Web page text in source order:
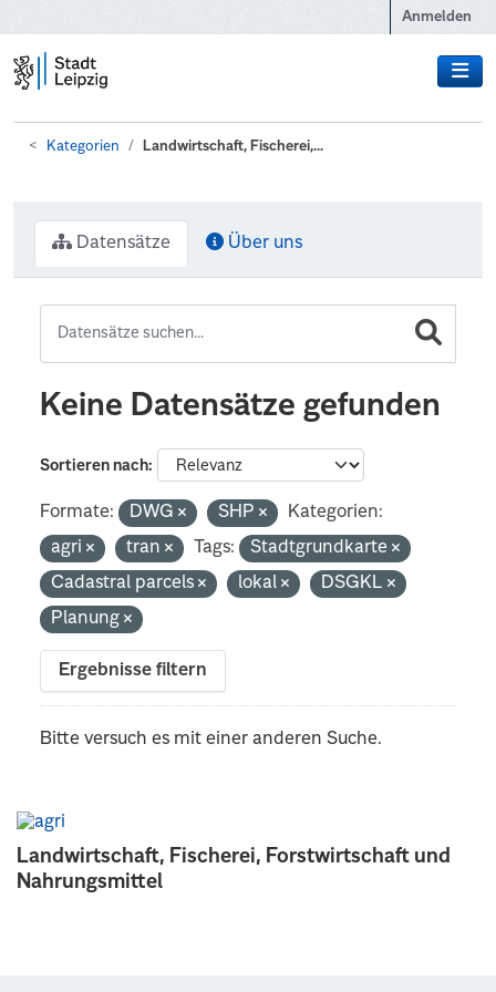
Anmelden
Kategorien Landwirtschaft, Fischerei,...
Landwirtschaft, Fischerei, Forstwirtschaft und
Nahrungsmittel
Datensätze Über uns
Keine Datensätze gefunden
Sortieren nach
Formate: DWG SHP
Kategorien:
agri
tran Tags:
Stadtgrundkarte
Cadastral parcels
lokal
DSGKL
Planung
Ergebnisse filtern
Bitte versuch es mit einer anderen Suche.